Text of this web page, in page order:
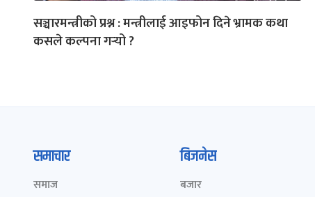
सञ्चारमन्त्रीको प्रश्न : मन्त्रीलाई आइफोन दिने भ्रामक कथा
कसले कल्पना गर्‍यो ?
समाचार
समाज
बिजनेस
बजार